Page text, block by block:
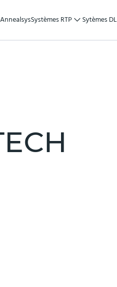
Systèmes RTP Sytèmes